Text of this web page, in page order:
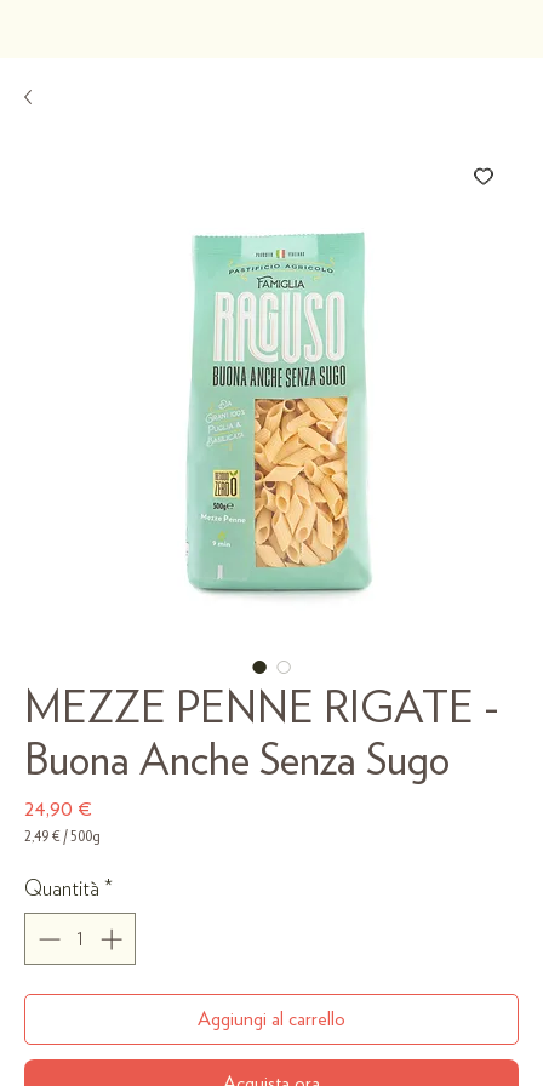
MEZZE PENNE RIGATE -
Buona Anche Senza Sugo
24,90 €
2,49 € /500g
ogni
500
Grammi
Quantità *
Aggiungi al carrello